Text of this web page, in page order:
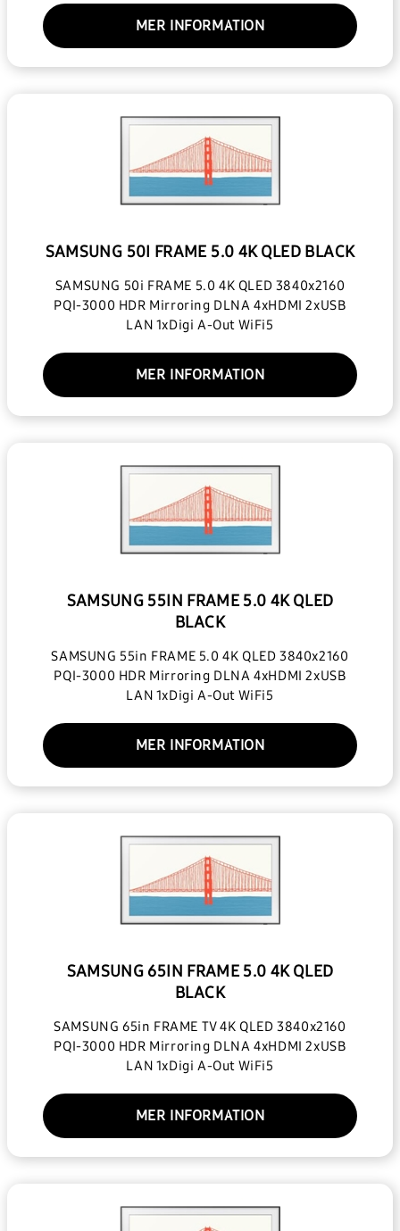
MER INFORMATION
SAMSUNG 50I FRAME 5.0 4K QLED BLACK
SAMSUNG 50i FRAME 5.0 4K QLED 3840x2160
PQI-3000 HDR Mirroring DLNA 4xHDMI 2xUSB
LAN 1xDigi A-Out WiFi5
MER INFORMATION
SAMSUNG 55IN FRAME 5.0 4K QLED
BLACK
SAMSUNG 55in FRAME 5.0 4K QLED 3840x2160
PQI-3000 HDR Mirroring DLNA 4xHDMI 2xUSB
LAN 1xDigi A-Out WiFi5
MER INFORMATION
SAMSUNG 65IN FRAME 5.0 4K QLED
BLACK
SAMSUNG 65in FRAME TV 4K QLED 3840x2160
PQI-3000 HDR Mirroring DLNA 4xHDMI 2xUSB
LAN 1xDigi A-Out WiFi5
MER INFORMATION